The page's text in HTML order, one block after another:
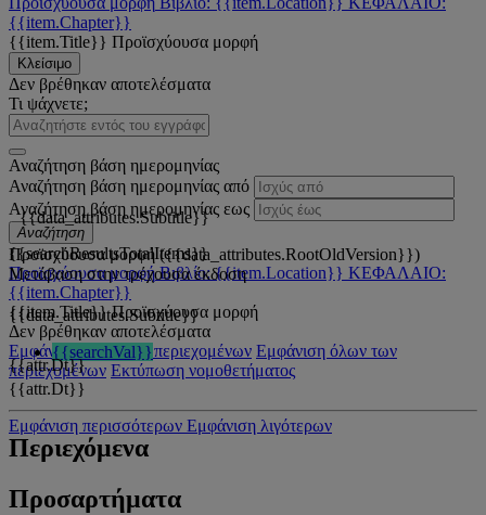
{{item.Chapter}}
{{item.Title}} Προϊσχύουσα μορφή
Κλείσιμο
Δεν βρέθηκαν αποτελέσματα
Τι ψάχνετε;
Αναζήτηση βάση ημερομηνίας
Αναζήτηση βάση ημερομηνίας από
Αναζήτηση βάση ημερομηνίας εως
Αναζήτηση
{{searchResultsTotalItems}}
Προϊσχύουσα μορφή Βιβλίο: {{item.Location}} ΚΕΦΑΛΑΙΟ:
{{item.Chapter}}
{{item.Title}} Προϊσχύουσα μορφή
Δεν βρέθηκαν αποτελέσματα
Εμφάνιση όλων των περιεχομένων Εμφάνιση όλων των
περιεχομένων Εκτύπωση νομοθετήματος
{{data_attributes.Subtitle}}
Προϊσχύουσα μορφή ({{data_attributes.RootOldVersion}})
Μετάβαση στην τρέχουσα έκδοση
{{data_attributes.Subtitle}}
{{searchVal}}
{{attr.Dt}}
Εμφάνιση περισσότερων Εμφάνιση λιγότερων
{{attr.Dt}}
Περιεχόμενα
Προσαρτήματα